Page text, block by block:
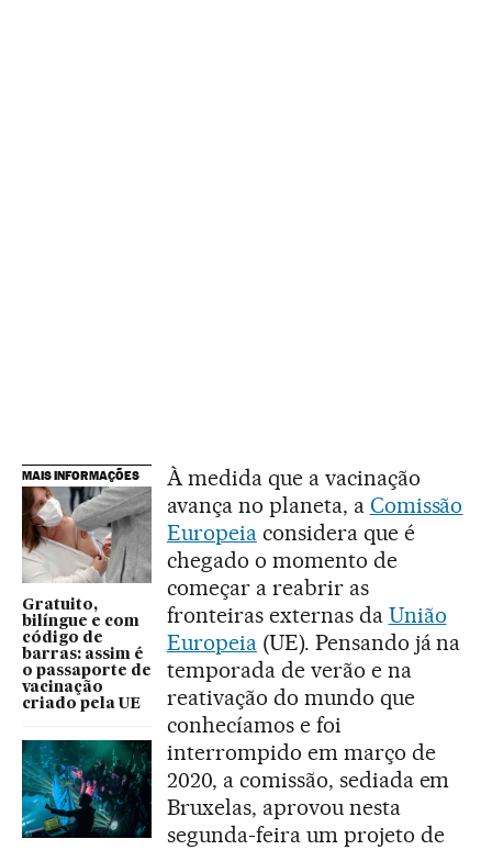
MAIS INFORMAÇÕES
Gratuito,
bilíngue e com
código de
barras: assim é
o passaporte de
vacinação
criado pela UE
À medida que a vacinação
avança no planeta, a Comissão
Europeiaconsidera que é
chegado o momento de
começar a reabrir as
fronteiras externas da União
Europeia(UE). Pensando já na
temporada de verão e na
reativação do mundo que
conhecíamos e foi
interrompido em março de
2020, a comissão, sediada em
Bruxelas, aprovou nesta
segunda-feira um projeto de